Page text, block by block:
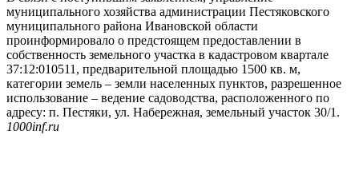
муниципального хозяйства администрации Пестяковского
муниципального района Ивановской области
проинформировало о предстоящем предоставлении в
собственность земельного участка в кадастровом квартале
37:12:010511, предварительной площадью 1500 кв. м,
категории земель – земли населенных пунктов, разрешенное
использование – ведение садоводства, расположенного по
адресу: п. Пестяки, ул. Набережная, земельный участок 30/1.
1000inf.ru